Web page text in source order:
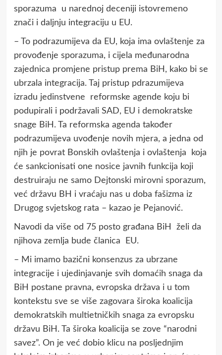
sporazuma u narednoj deceniji istovremeno
znači i daljnju integraciju u EU.
– To podrazumijeva da EU, koja ima ovlaštenje za
provođenje sporazuma, i cijela međunarodna
zajednica promjene pristup prema BiH, kako bi se
ubrzala integracija. Taj pristup pdrazumijeva
izradu jedinstvene reformske agende koju bi
podupirali i podržavali SAD, EU i demokratske
snage BiH. Ta reformska agenda također
podrazumijeva uvođenje novih mjera, a jedna od
njih je povrat Bonskih ovlaštenja i ovlaštenja koja
će sankcionisati one nosice javnih funkcija koji
destruiraju ne samo Dejtonski mirovni sporazum,
već državu BH i vraćaju nas u doba fašizma iz
Drugog svjetskog rata – kazao je Pejanović.
Navodi da više od 75 posto građana BiH želi da
njihova zemlja bude članica EU.
– Mi imamo bazični konsenzus za ubrzane
integracije i ujedinjavanje svih domaćih snaga da
BiH postane pravna, evropska država i u tom
kontekstu sve se više zagovara široka koalicija
demokratskih multietničkih snaga za evropsku
državu BiH. Ta široka koalicija se zove “narodni
savez”. On je već dobio klicu na posljednjim